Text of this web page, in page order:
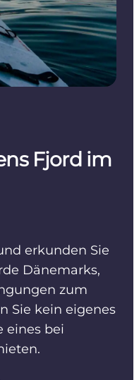
Fjord im
erkunden Sie
Dänemarks,
zum
Sie kein eigenes
eines bei